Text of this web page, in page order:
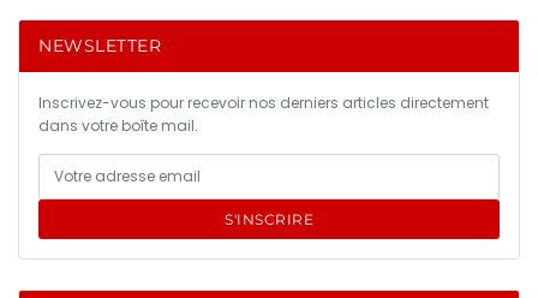
NEWSLETTER
Inscrivez-vous pour recevoir nos derniers articles directement
dans votre boîte mail.
S'INSCRIRE